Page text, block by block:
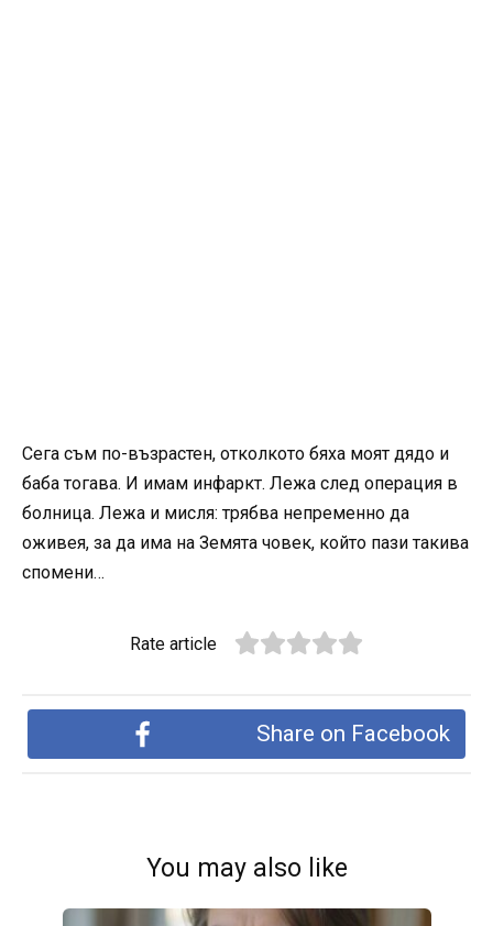
Сега съм по-възрастен, отколкото бяха моят дядо и
баба тогава. И имам инфаркт. Лежа след операция в
болница. Лежа и мисля: трябва непременно да
оживея, за да има на Земята човек, който пази такива
спомени…
Rate article
Share on Facebook
You may also like